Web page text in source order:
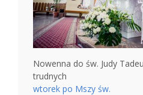
Nowenna do św. Judy
trudnych
wtorek po Mszy św.